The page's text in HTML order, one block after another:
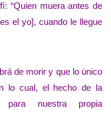
“Quien muera antes de
el yo], cuando le llegue
de morir y que lo único
lo cual, el hecho de la
para nuestra propia